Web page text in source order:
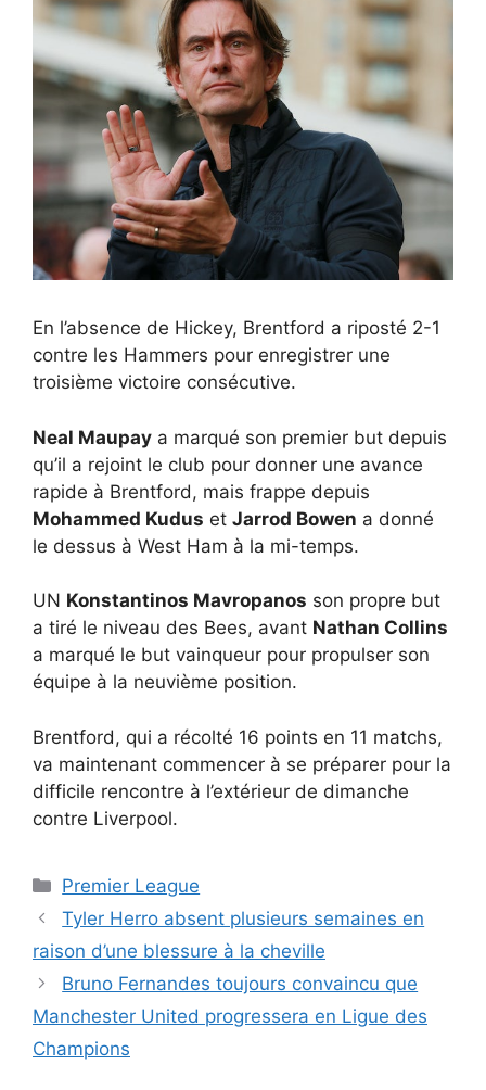
En l’absence de Hickey, Brentford a riposté 2-1
contre les Hammers pour enregistrer une
troisième victoire consécutive.
Neal Maupay a marqué son premier but depuis
qu’il a rejoint le club pour donner une avance
rapide à Brentford, mais frappe depuis
Mohammed Kudus et Jarrod Bowen a donné
le dessus à West Ham à la mi-temps.
UN Konstantinos Mavropanos son propre but
a tiré le niveau des Bees, avant Nathan Collins
a marqué le but vainqueur pour propulser son
équipe à la neuvième position.
Brentford, qui a récolté 16 points en 11 matchs,
va maintenant commencer à se préparer pour la
difficile rencontre à l’extérieur de dimanche
contre Liverpool.
Catégories
Premier League
Tyler Herro absent plusieurs semaines en
raison d’une blessure à la cheville
Bruno Fernandes toujours convaincu que
Manchester United progressera en Ligue des
Champions